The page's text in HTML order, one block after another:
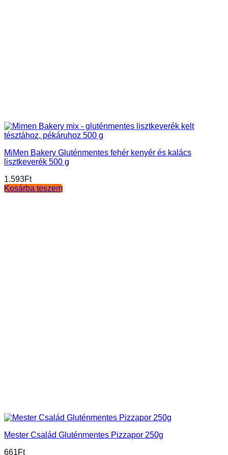
MiMen Bakery Gluténmentes fehér kenyér és kalács
lisztkeverék 500 g
1.593Ft
Kosárba teszem
Mester Család Gluténmentes Pizzapor 250g
661Ft